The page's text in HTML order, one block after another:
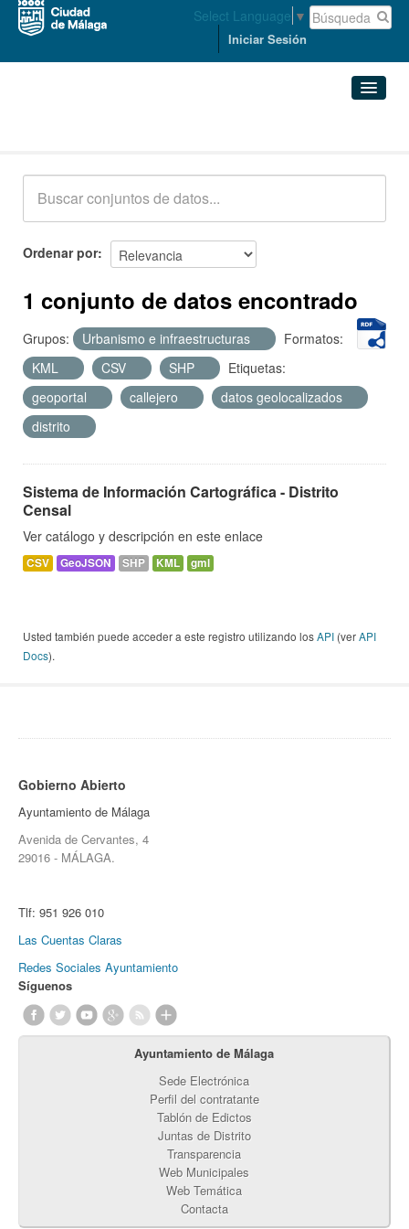
Select Language ▼
Iniciar Sesión
Acerca de
Ordenar por
1 conjunto de datos encontrado
Grupos: Urbanismo e infraestructuras
Formatos:
KML
CSV SHP
Etiquetas:
geoportal
callejero
datos geolocalizados
distrito
Sistema de Información Cartográfica - Distrito
Censal
Ver catálogo y descripción en este enlace
CSV GeoJSON SHP KML gml
Usted también puede acceder a este registro utilizando losAPI (verAPI
Docs).
Gobierno Abierto
Ayuntamiento de Málaga
Avenida de Cervantes, 4
29016 - MÁLAGA.
Tlf: 951 926 010
Las Cuentas Claras
Redes Sociales Ayuntamiento
Síguenos
Ayuntamiento de Málaga
Sede Electrónica
Perfil del contratante
Tablón de Edictos
Juntas de Distrito
Transparencia
Web Municipales
Web Temática
Contacta